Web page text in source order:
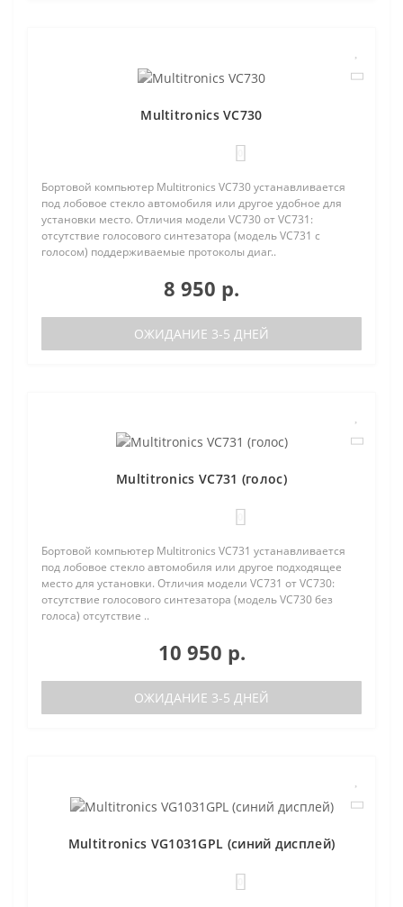
Multitronics VC730
Бортовой компьютер Multitronics VC730 устанавливается
под лобовое стекло автомобиля или другое удобное для
установки место. Отличия модели VC730 от VC731:
отсутствие голосового синтезатора (модель VC731 с
голосом) поддерживаемые протоколы диаг..
8 950 р.
ОЖИДАНИЕ 3-5 ДНЕЙ
Multitronics VC731 (голос)
Бортовой компьютер Multitronics VC731 устанавливается
под лобовое стекло автомобиля или другое подходящее
место для установки. Отличия модели VC731 от VC730:
отсутствие голосового синтезатора (модель VC730 без
голоса) отсутствие ..
10 950 р.
ОЖИДАНИЕ 3-5 ДНЕЙ
Multitronics VG1031GPL (синий дисплей)